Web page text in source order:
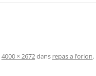
4000 × 2672dans repas a l’orion.